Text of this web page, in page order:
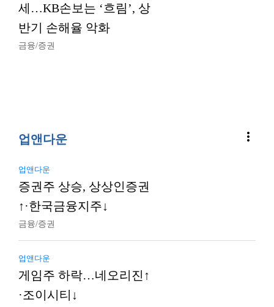
세…KB손보는 ‘흐림’, 상
반기 손해율 악화
금융/증권
업앤다운 more_vert
업앤다운
증권주 상승, 상상인증권
↑·한국금융지주↓
금융/증권
업앤다운
게임주 하락…네오리진↑
·조이시티↓